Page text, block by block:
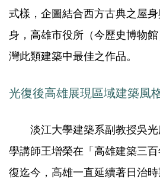
式樣，企圖結合西方古典之屋
身，高雄市役所（今歷史博物
灣此類建築中最佳之作品。
光復後高雄展現區域建築風
淡江大學建築系副教授吳光
學講師王增榮在「高雄建築三
復迄今，高雄一直延續著日治時